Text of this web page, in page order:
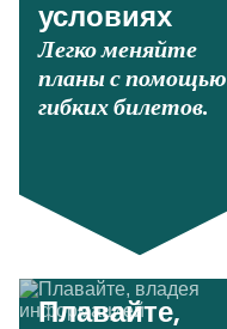
условиях
Легко меняйте
планы с помощью
гибких билетов.
Плавайте,